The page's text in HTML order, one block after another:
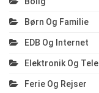
Børn Og Familie
EDB Og Internet
Elektronik Og Tele
Ferie Og Rejser